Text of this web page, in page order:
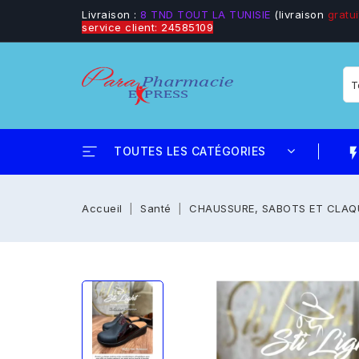
Livraison : 8 TND TOUT LA TUNISIE (livraison
service client: 24585109
TOUTES LES CATÉGORIES flash_on
Accueil Santé CHAUSSURE, SABOTS ET